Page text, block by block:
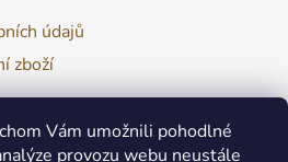
Vám umožnili pohodlné
provozu webu neustále
údajů
zboží